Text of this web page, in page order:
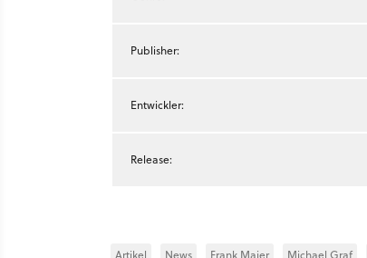
Publisher:
Entwickler:
Release:
Artikel News Frank Maier Michael Graf